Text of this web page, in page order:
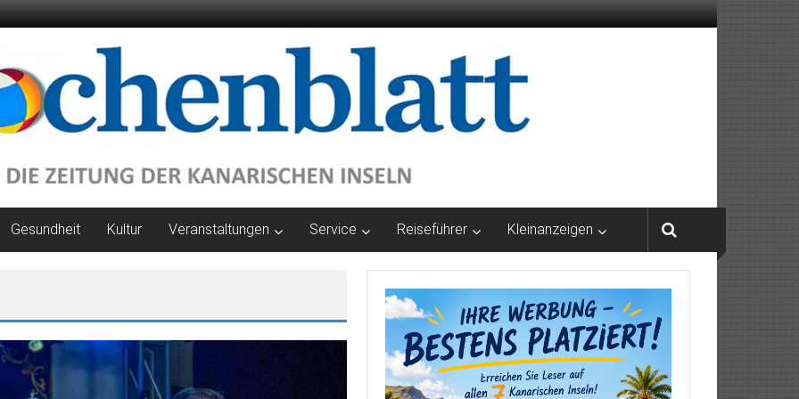
Gesundheit Kultur Veranstaltungen Service Reiseführer Kleinanzeigen